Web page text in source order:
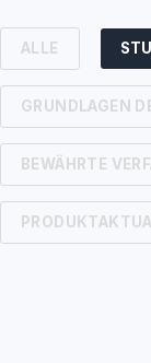
ALLE
GRUNDLAGEN
BEWÄHRTE